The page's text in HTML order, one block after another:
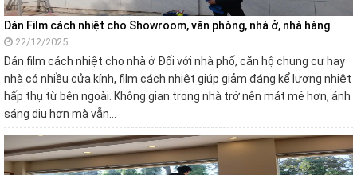
Dán Film cách nhiệt cho Showroom, văn phòng, nhà ở, nhà hàng
22/12/2025
Dán film cách nhiệt cho nhà ở Đối với nhà phố, căn hộ chung cư hay
nhà có nhiều cửa kính, film cách nhiệt giúp giảm đáng kể lượng nhiệt
hấp thụ từ bên ngoài. Không gian trong nhà trở nên mát mẻ hơn, ánh
sáng dịu hơn mà vẫn…